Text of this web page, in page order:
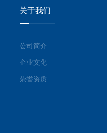
关于我们
公司简介
企业文化
荣誉资质